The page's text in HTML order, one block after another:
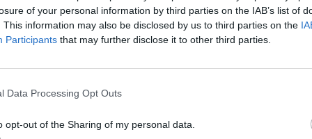
of your personal information by third parties on the IAB’s list of
This information may also be disclosed by us to third parties on the
Participants that may further disclose it to other third parties.
Data Processing Opt Outs
opt-out of the Sharing of my personal data.
la memoria di Hina, di Sanaa e
tra le mura di casa.
anche tendere la mano a Nello Rega.
tu con il tuo amore perduto e il tuo